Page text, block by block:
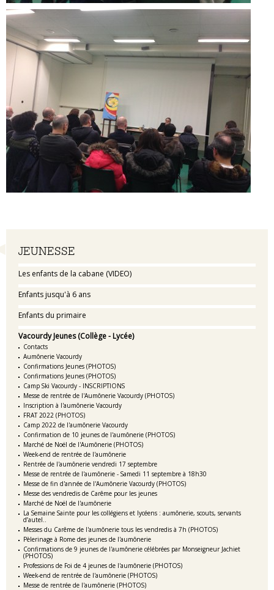
Navigation
JEUNESSE
Les enfants de la cabane (VIDEO)
Enfants jusqu'à 6 ans
Enfants du primaire
Vacourdy Jeunes (Collège - Lycée)
Contacts
Aumônerie Vacourdy
Confirmations Jeunes (PHOTOS)
Confirmations Jeunes (PHOTOS)
Camp Ski Vacourdy - INSCRIPTIONS
Messe de rentrée de l'Aumônerie Vacourdy (PHOTOS)
Inscription à l'aumônerie Vacourdy
FRAT 2022 (PHOTOS)
Camp 2022 de l'aumônerie Vacourdy
Confirmation de 10 jeunes de l'aumônerie (PHOTOS)
Marché de Noël de l'Aumônerie (PHOTOS)
Week-end de rentrée de l'aumônerie
Rentrée de l'aumônerie vendredi 17 septembre
Messe de rentrée de l'aumônerie - Samedi 11 septembre à 18h30
Messe de fin d'année de l'Aumônerie Vacourdy (PHOTOS)
Messe des vendredis de Carême pour les jeunes
Marché de Noël de l'aumônerie
La Semaine Sainte pour les collégiens et lycéens : aumônerie, scouts, servants
d’autel..
Messes du Carême de l'aumônerie tous les vendredis à 7h (PHOTOS)
Pèlerinage à Rome des jeunes de l'aumônerie
Confirmations de 9 jeunes de l'aumônerie célébrées par Monseigneur Jachiet
(PHOTOS)
Professions de Foi de 4 jeunes de l'aumônerie (PHOTOS)
Week-end de rentrée de l'aumônerie (PHOTOS)
Messe de rentrée de l'aumônerie (PHOTOS)